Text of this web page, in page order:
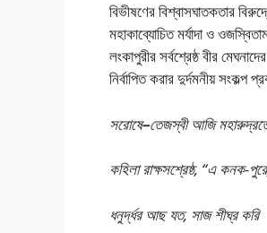
বিভীষণের বিশ্বাসঘাতকতার
মহাকাব্যোচিত মর্যাদা ও
লংকাপুরীর সর্বশ্রেষ্ঠ বীর
নির্বাপিত করার দুর্দমনীয়
সরোষে–তেজস্বী আজি
কহিলা রাক্ষসশ্রেষ্ঠ, “এ কনক-
ধনুর্দ্ধর আছ যত, সাজ শীঘ্র করি